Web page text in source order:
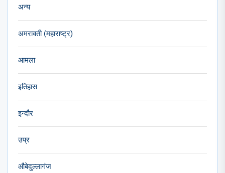
अन्य
अमरावती (महाराष्ट्र)
आमला
इतिहास
इन्दौर
उप्र
औबेदुल्लागंज